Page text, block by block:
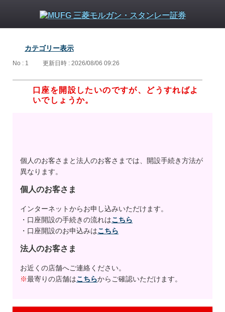
カテゴリー表示
No : 1 更新日時 : 2026/08/06 09:26
口座を開設したいのですが、どうすればよ
いでしょうか。
個人のお客さまと法人のお客さまでは、開設手続き方法が
異なります。
個人のお客さま
インターネットからお申し込みいただけます。
・口座開設の手続きの流れはこちら
・口座開設のお申込みはこちら
法人のお客さま
お近くの店舗へご連絡ください。
※最寄りの店舗はこちらからご確認いただけます。